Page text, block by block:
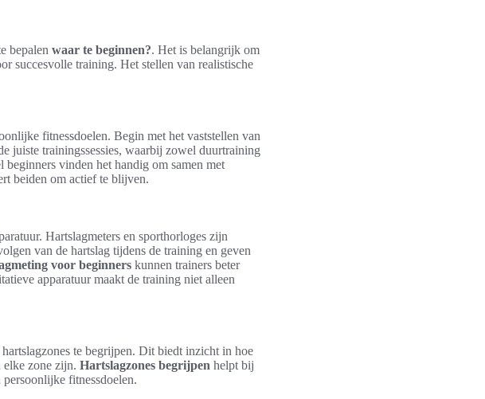
bepalen waar te beginnen?. Het is belangrijk om
succesvolle training. Het stellen van realistische
fitnessdoelen. Begin met het vaststellen van
juiste trainingssessies, waarbij zowel duurtraining
vinden het handig om samen met
beiden om actief te blijven.
Hartslagmeters en sporthorloges zijn
van de hartslag tijdens de training en geven
voor beginners kunnen trainers beter
apparatuur maakt de training niet alleen
te begrijpen. Dit biedt inzicht in hoe
elke zone zijn. Hartslagzones begrijpen helpt bij
fitnessdoelen.